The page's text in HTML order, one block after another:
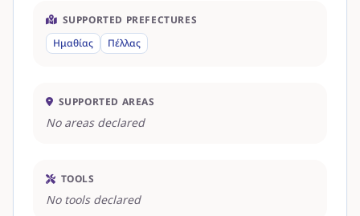
SUPPORTED PREFECTURES
Ημαθίας
Πέλλας
SUPPORTED AREAS
No areas declared
TOOLS
No tools declared